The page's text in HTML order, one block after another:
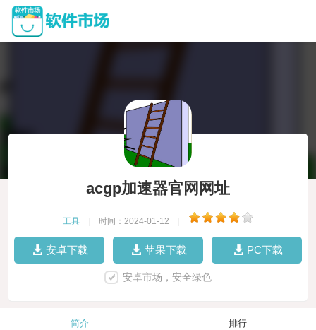
acgp加速器官网网址
工具 时间：2024-01-12
安卓下载 苹果下载 PC下载
安卓市场，安全绿色
简介 排行